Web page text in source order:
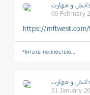
و مهارت
09 February
https://mftwest.com/
Читать полностью…
و مهارت
31 January